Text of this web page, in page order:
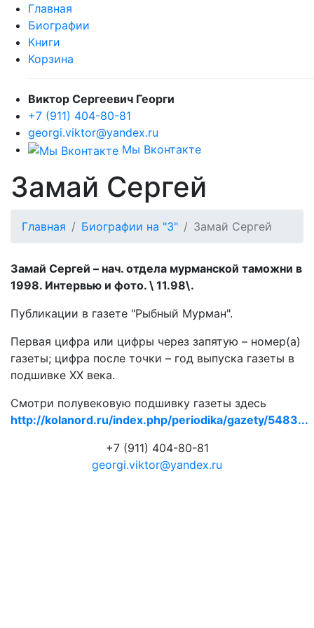
Главная
Биографии
Книги
Корзина
Виктор Сергеевич Георги
+7 (911) 404-80-81
georgi.viktor@yandex.ru
Мы Вконтакте
Замай Сергей
Главная Биографии на "З" Замай Сергей
Замай Сергей – нач. отдела мурманской таможни в
1998. Интервью и фото. \ 11.98\.
Публикации в газете "Рыбный Мурман".
Первая цифра или цифры через запятую – номер(а)
газеты; цифра после точки – год выпуска газеты в
подшивке ХХ века.
Смотри полувековую подшивку газеты здесь
http://kolanord.ru/index.php/periodika/gazety/5483...
+7 (911) 404-80-81
georgi.viktor@yandex.ru